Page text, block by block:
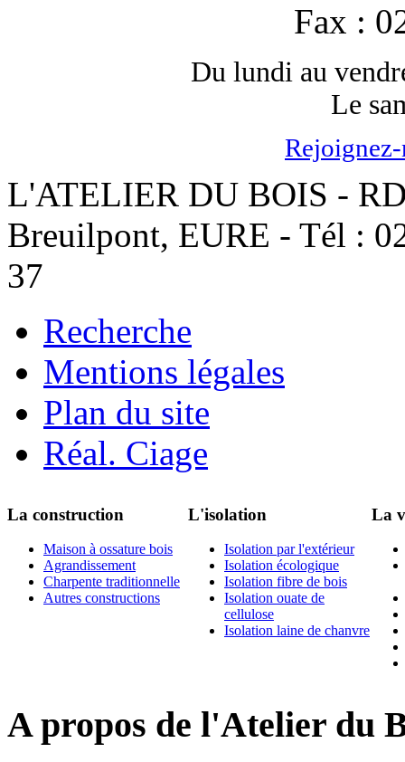
Fax :
Du lundi au
Le
L'ATELIER DU BOIS -
Breuilpont, EURE - Tél :
37
Recherche
Mentions légales
Plan du site
Réal. Ciage
La construction
Maison à ossature bois
Agrandissement
Charpente traditionnelle
Autres constructions
L'isolation
Isolation par l'extérieur
Isolation écologique
Isolation fibre de bois
Isolation ouate de
cellulose
Isolation laine de chanvre
La
A propos de l'Atelier du